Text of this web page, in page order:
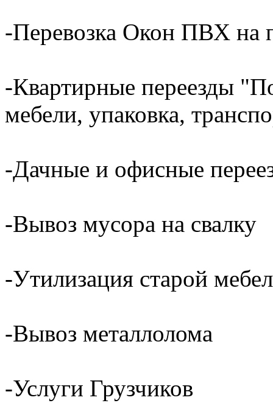
-Перевозка Окон ПВХ на
-Квартирные переезды
мебели, упаковка,
-Дачные и офисные
-Вывоз мусора на свалку
-Утилизация старой
-Вывоз металлолома
-Услуги Грузчиков